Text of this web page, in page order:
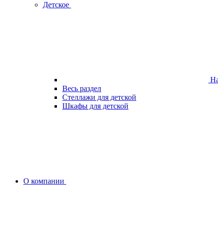
Детское
Весь раздел
Стеллажи для детской
Шкафы для детской
О компании